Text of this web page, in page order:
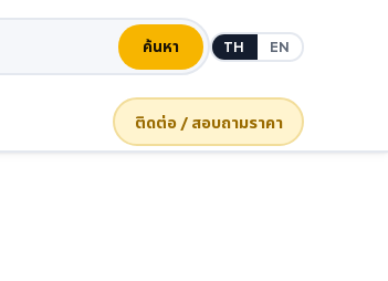
ค้นหา TH EN
ติดต่อ / สอบถามราคา